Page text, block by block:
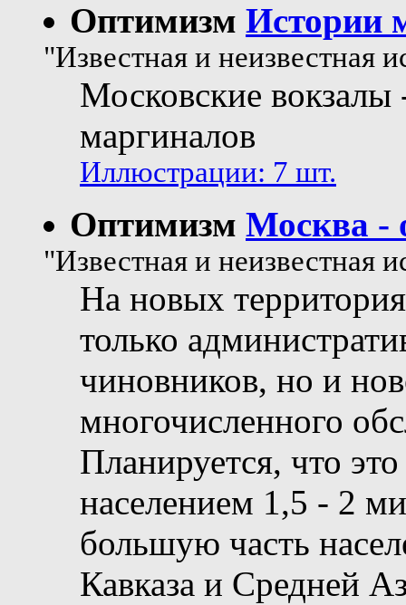
Оптимизм Истории
"Известная и неизвестная
Московские
маргиналов
Иллюстрации: 7 шт.
Оптимизм Москва -
"Известная и неизвестная
На новых
только
чиновников, но и
многочисленного
Планируется, что
населением 1,5 - 2
большую часть
Кавказа и Средней